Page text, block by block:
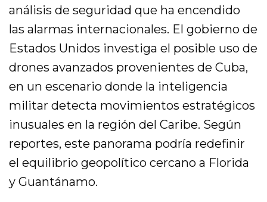
análisis de seguridad que ha encendido
las alarmas internacionales. El gobierno de
Estados Unidos investiga el posible uso de
drones avanzados provenientes de Cuba,
en un escenario donde la inteligencia
militar detecta movimientos estratégicos
inusuales en la región del Caribe. Según
reportes, este panorama podría redefinir
el equilibrio geopolítico cercano a Florida
y Guantánamo.